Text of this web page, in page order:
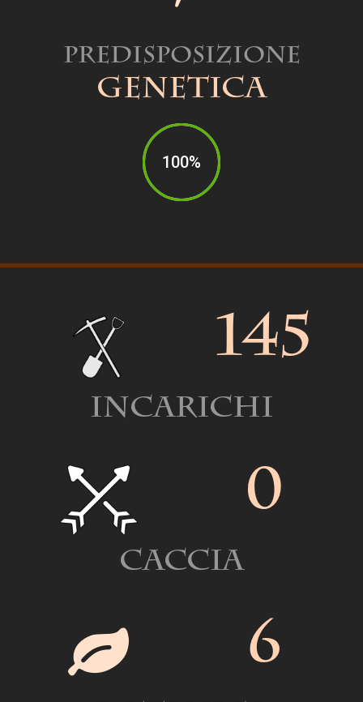
Predisposizione
Genetica
100%
145
Incarichi
0
Caccia
6